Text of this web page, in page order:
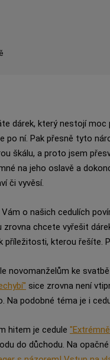
dárek, který nestojí moc
po ní. Pak přesně tyto
škálu, a proto jsem
na jeho oslavě a
či vyvěsí.
Vám o našich cedulích
zrovna chcete vyřešit
příležitosti, kterou řešíte.
novomanželům ke
sice zrovna není
Na podobné téma je i
hitem je cedule
do důchodu. Na